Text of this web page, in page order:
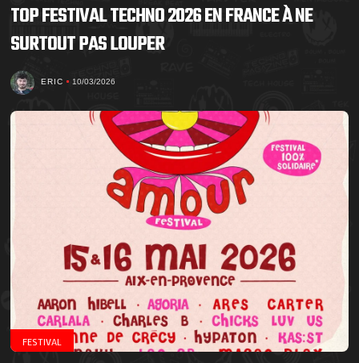
TOP FESTIVAL TECHNO 2026 EN FRANCE À NE
SURTOUT PAS LOUPER
ERIC 10/03/2026
FESTIVAL